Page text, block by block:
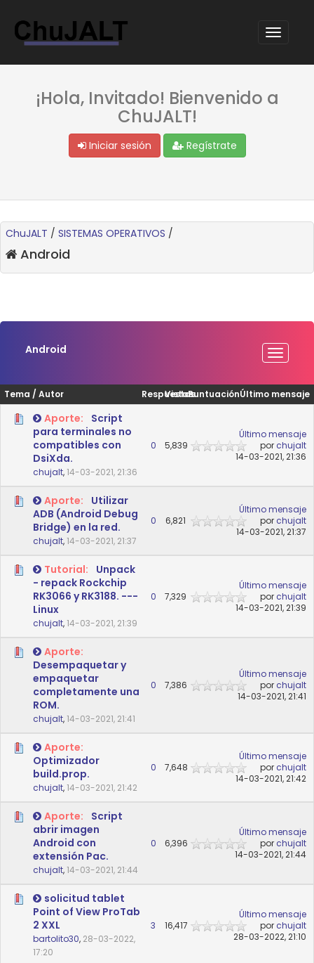
¡Hola, Invitado! Bienvenido a
ChuJALT!
Iniciar sesión Regístrate
ChuJALT / SISTEMAS OPERATIVOS /
Android
Android
Tema / Autor Respuestas
VistasPuntuaciónÚltimo mensaje
Aporte:
Script
para terminales no
compatibles con
DsiXda.
chujalt,14-03-2021, 21:36
0 5,839
Último mensaje
por chujalt
14-03-2021, 21:36
Aporte:
Utilizar
ADB (Android Debug
Bridge) en la red.
chujalt,14-03-2021, 21:37
0 6,821
Último mensaje
por chujalt
14-03-2021, 21:37
Tutorial:
Unpack
- repack Rockchip
RK3066 y RK3188. ---
Linux
chujalt,14-03-2021, 21:39
0 7,329
Último mensaje
por chujalt
14-03-2021, 21:39
Aporte:
Desempaquetar y
empaquetar
completamente una
ROM.
chujalt,14-03-2021, 21:41
0 7,386
Último mensaje
por chujalt
14-03-2021, 21:41
Aporte:
Optimizador
build.prop.
chujalt,14-03-2021, 21:42
0 7,648
Último mensaje
por chujalt
14-03-2021, 21:42
Aporte:
Script
abrir imagen
Android con
extensión Pac.
chujalt,14-03-2021, 21:44
0 6,396
Último mensaje
por chujalt
14-03-2021, 21:44
solicitud tablet
Point of View ProTab
2 XXL
bartolito30, 28-03-2022,
17:20
3 16,417
Último mensaje
por chujalt
28-03-2022, 21:10